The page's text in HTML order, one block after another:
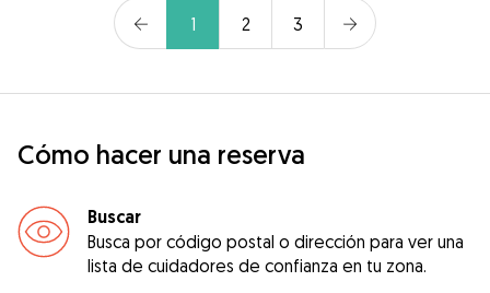
1 2 3
Cómo hacer una reserva
Buscar
Busca por código postal o dirección para ver una
lista de cuidadores de confianza en tu zona.